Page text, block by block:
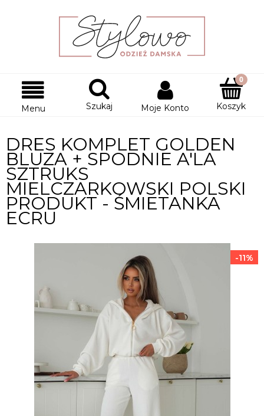
Menu Szukaj Moje Konto Koszyk
DRES KOMPLET GOLDEN
BLUZA + SPODNIE A'LA
SZTRUKS
MIELCZARKOWSKI POLSKI
PRODUKT - ŚMIETANKA
ECRU
-11%